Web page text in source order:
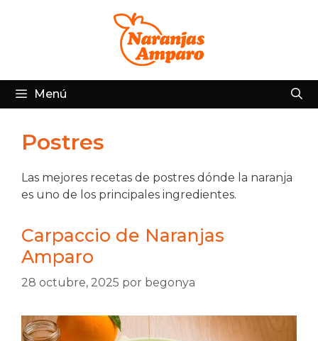
Menú
Postres
Las mejores recetas de postres dónde la naranja
es uno de los principales ingredientes.
Carpaccio de Naranjas
Amparo
28 octubre, 2025 por begonya